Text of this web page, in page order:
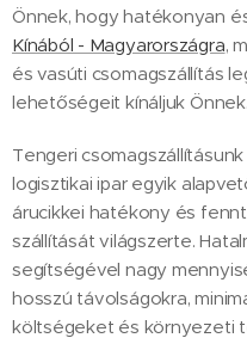
Önnek, hogy hatékonyan
Kínából - Magyarországra,
és vasúti csomagszállítás
lehetőségeit kínáljuk Önnek.
Tengeri
logisztikai ipar egyik
árucikkei hatékony és
szállítását világszerte.
segítségével nagy
hosszú távolságokra,
költségeket és környezeti